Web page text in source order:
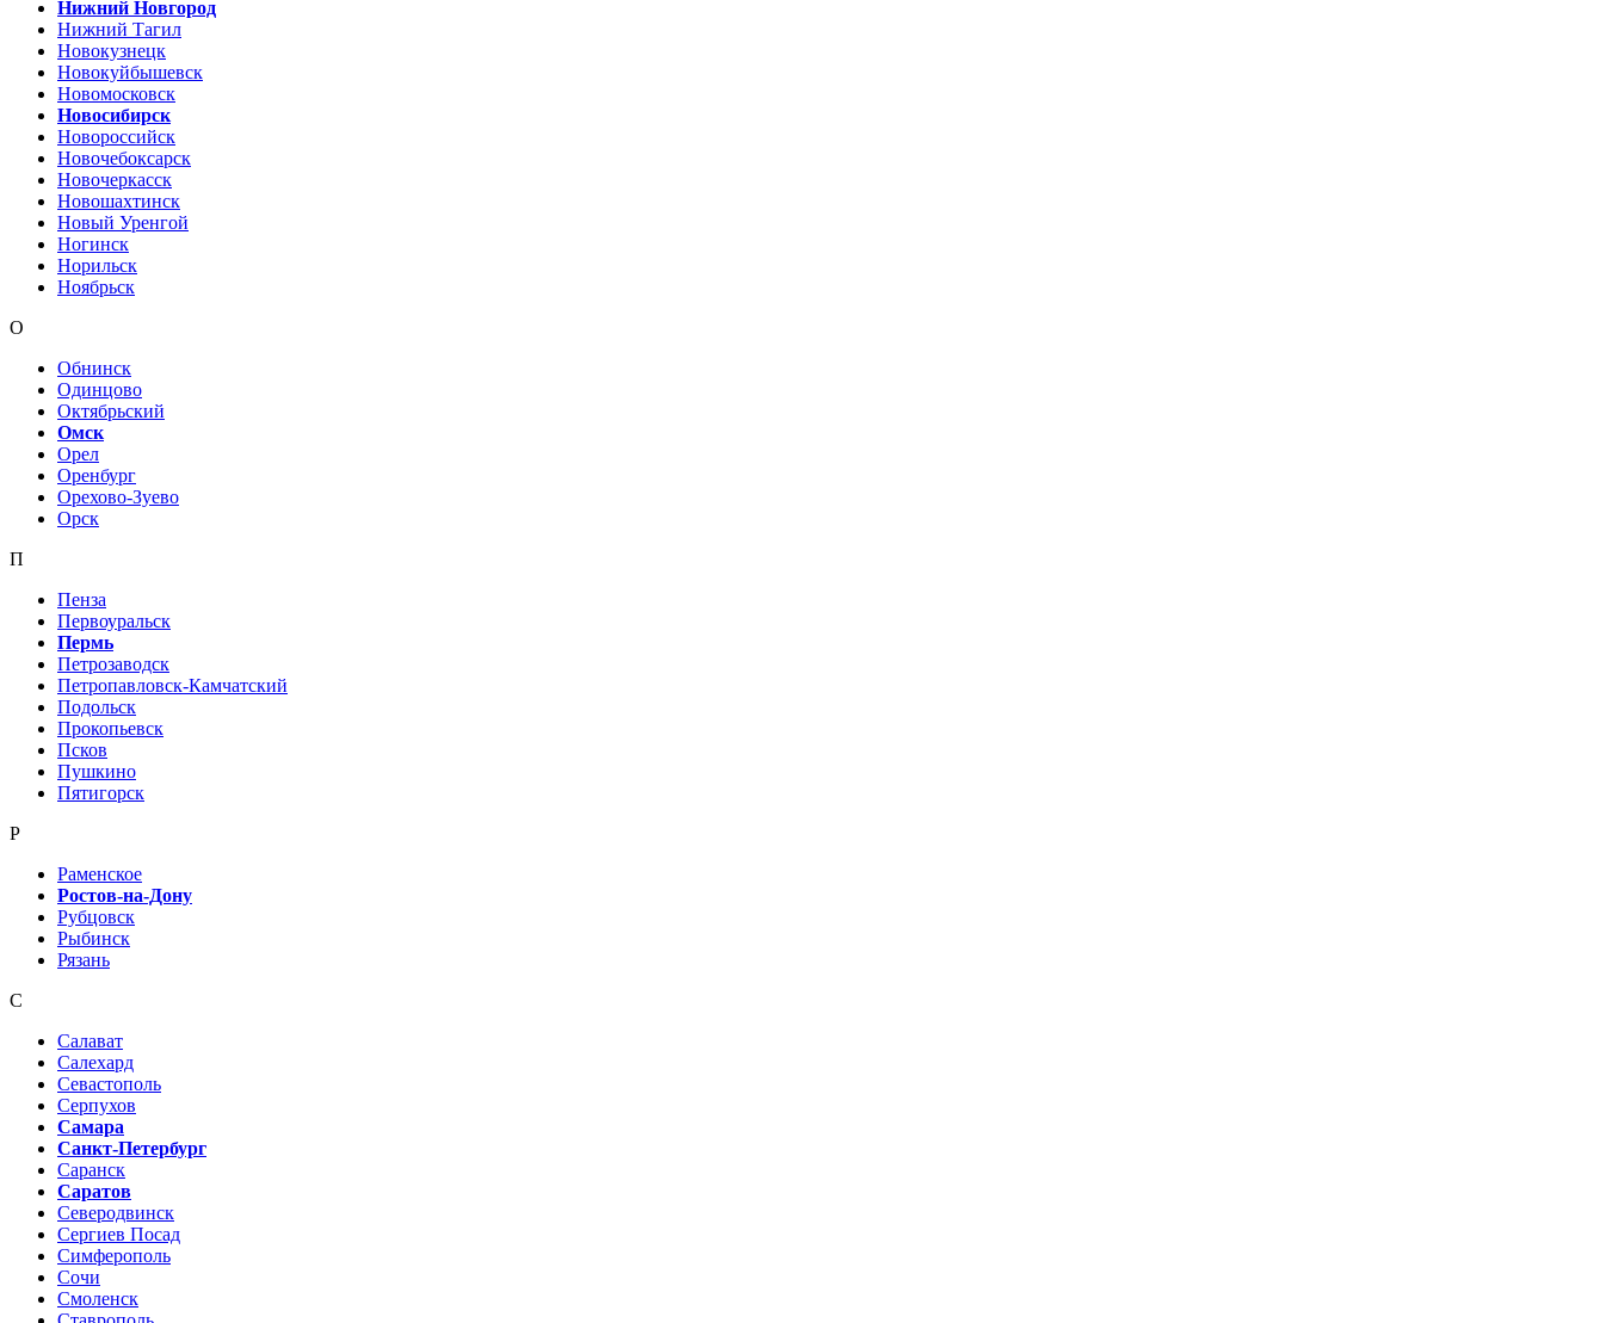
Нижний Новгород
Нижний Тагил
Новокузнецк
Новокуйбышевск
Новомосковск
Новосибирск
Новороссийск
Новочебоксарск
Новочеркасск
Новошахтинск
Новый Уренгой
Ногинск
Норильск
Ноябрьск
О
Обнинск
Одинцово
Октябрьский
Омск
Орел
Оренбург
Орехово-Зуево
Орск
П
Пенза
Первоуральск
Пермь
Петрозаводск
Петропавловск-Камчатский
Подольск
Прокопьевск
Псков
Пушкино
Пятигорск
Р
Раменское
Ростов-на-Дону
Рубцовск
Рыбинск
Рязань
С
Салават
Салехард
Севастополь
Серпухов
Самара
Санкт-Петербург
Саранск
Саратов
Северодвинск
Сергиев Посад
Симферополь
Сочи
Смоленск